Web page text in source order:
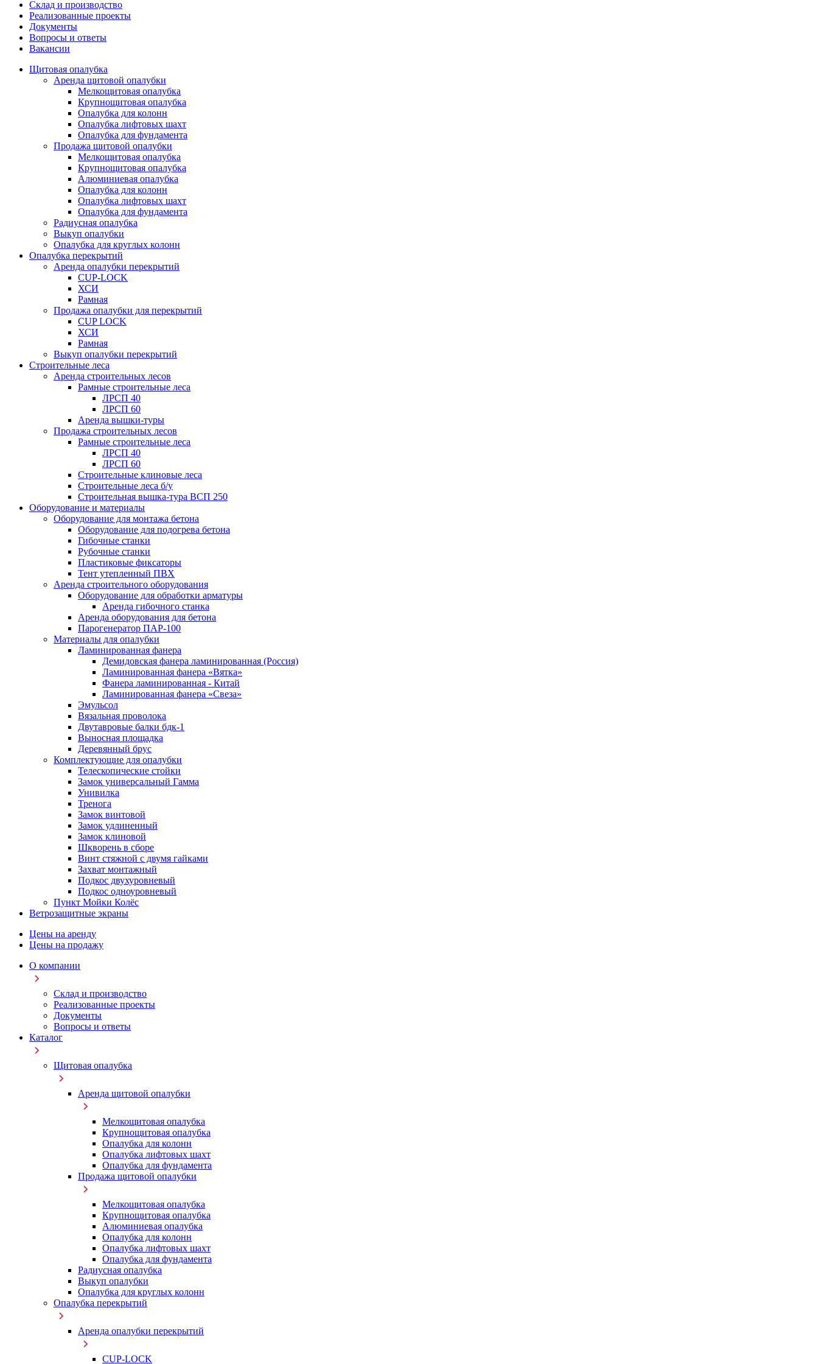
Склад и производство
Реализованные проекты
Документы
Вопросы и ответы
Вакансии
Щитовая опалубка
Аренда щитовой опалубки
Мелкощитовая опалубка
Крупнощитовая опалубка
Опалубка для колонн
Опалубка лифтовых шахт
Опалубка для фундамента
Продажа щитовой опалубки
Мелкощитовая опалубка
Крупнощитовая опалубка
Алюминиевая опалубка
Опалубка для колонн
Опалубка лифтовых шахт
Опалубка для фундамента
Радиусная опалубка
Выкуп опалубки
Опалубка для круглых колонн
Опалубка перекрытий
Аренда опалубки перекрытий
CUP-LOCK
ХСИ
Рамная
Продажа опалубки для перекрытий
CUP LOCK
ХСИ
Рамная
Выкуп опалубки перекрытий
Строительные леса
Аренда строительных лесов
Рамные строительные леса
ЛРСП 40
ЛРСП 60
Аренда вышки-туры
Продажа строительных лесов
Рамные строительные леса
ЛРСП 40
ЛРСП 60
Строительные клиновые леса
Строительные леса б/у
Строительная вышка-тура ВСП 250
Оборудование и материалы
Оборудование для монтажа бетона
Оборудование для подогрева бетона
Гибочные станки
Рубочные станки
Пластиковые фиксаторы
Тент утепленный ПВХ
Аренда строительного оборудования
Оборудование для обработки арматуры
Аренда гибочного станка
Аренда оборудования для бетона
Парогенератор ПАР-100
Материалы для опалубки
Ламинированная фанера
Демидовская фанера ламинированная (Россия)
Ламинированная фанера «Вятка»
Фанера ламинированная - Китай
Ламинированная фанера «Свеза»
Эмульсол
Вязальная проволока
Двутавровые балки бдк-1
Выносная площадка
Деревянный брус
Комплектующие для опалубки
Телескопические стойки
Замок универсальный Гамма
Унивилка
Тренога
Замок винтовой
Замок удлиненный
Замок клиновой
Шкворень в сборе
Винт стяжной с двумя гайками
Захват монтажный
Подкос двухуровневый
Подкос одноуровневый
Пункт Мойки Колёс
Ветрозащитные экраны
Цены на аренду
Цены на продажу
О компании
Склад и производство
Реализованные проекты
Документы
Вопросы и ответы
Каталог
Щитовая опалубка
Аренда щитовой опалубки
Мелкощитовая опалубка
Крупнощитовая опалубка
Опалубка для колонн
Опалубка лифтовых шахт
Опалубка для фундамента
Продажа щитовой опалубки
Мелкощитовая опалубка
Крупнощитовая опалубка
Алюминиевая опалубка
Опалубка для колонн
Опалубка лифтовых шахт
Опалубка для фундамента
Радиусная опалубка
Выкуп опалубки
Опалубка для круглых колонн
Опалубка перекрытий
Аренда опалубки перекрытий
CUP-LOCK